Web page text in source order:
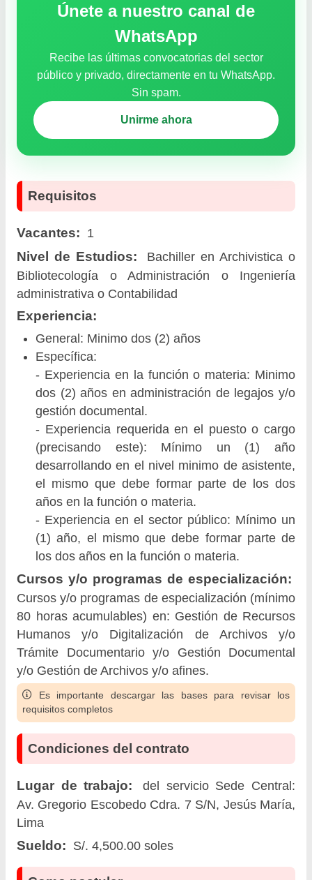
Únete a nuestro canal de
WhatsApp
Recibe las últimas convocatorias del sector
público y privado, directamente en tu WhatsApp.
Sin spam.
Unirme ahora
Requisitos
Vacantes: 1
Nivel de Estudios:
Bachiller en Archivistica o
Bibliotecología o Administración o Ingeniería
administrativa o Contabilidad
Experiencia:
General: Minimo dos (2) años
Específica:
- Experiencia en la función o materia: Minimo
dos (2) años en administración de legajos y/o
gestión documental.
- Experiencia requerida en el puesto o cargo
(precisando este): Mínimo un (1) año
desarrollando en el nivel minimo de asistente,
el mismo que debe formar parte de los dos
años en la función o materia.
- Experiencia en el sector público: Mínimo un
(1) año, el mismo que debe formar parte de
los dos años en la función o materia.
Cursos y/o programas de especialización:
Cursos y/o programas de especialización (mínimo
80 horas acumulables) en: Gestión de Recursos
Humanos y/o Digitalización de Archivos y/o
Trámite Documentario y/o Gestión Documental
y/o Gestión de Archivos y/o afines.
Es importante descargar las bases para revisar los
requisitos completos
Condiciones del contrato
Lugar de trabajo:
del servicio Sede Central:
Av. Gregorio Escobedo Cdra. 7 S/N, Jesús María,
Lima
Sueldo: S/. 4,500.00 soles